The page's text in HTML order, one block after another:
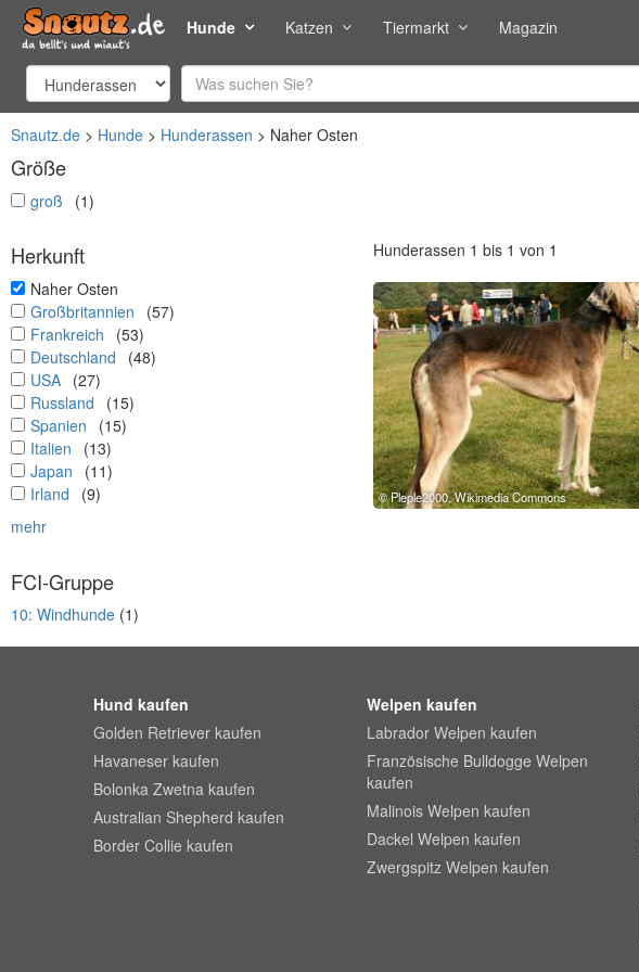
Hunde Katzen Tiermarkt Magazin
Snautz.de Hunde Hunderassen Naher Osten
Größe
undefined
groß (1)
Herkunft
undefined
Naher Osten
undefined
Großbritannien
(57)
undefined
Frankreich
(53)
undefined
Deutschland
(48)
undefined
USA (27)
undefined
Russland
(15)
undefined
Spanien
(15)
undefined
Italien
(13)
undefined
Japan
(11)
undefined
Irland
(9)
mehr
FCI-Gruppe
10: Windhunde (1)
Hunderassen 1 bis 1 von 1
Pleple2000, Wikimedia Commons
Hund kaufen
Golden Retriever kaufen
Havaneser kaufen
Bolonka Zwetna kaufen
Australian Shepherd kaufen
Border Collie kaufen
Welpen kaufen
Labrador Welpen kaufen
Französische Bulldogge Welpen
kaufen
Malinois Welpen kaufen
Dackel Welpen kaufen
Zwergspitz Welpen kaufen